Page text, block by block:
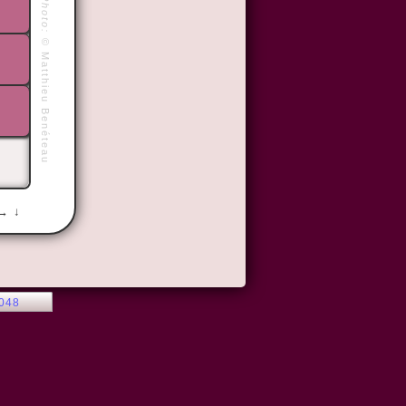
Photo:
©
Matthieu Benéteau
↓